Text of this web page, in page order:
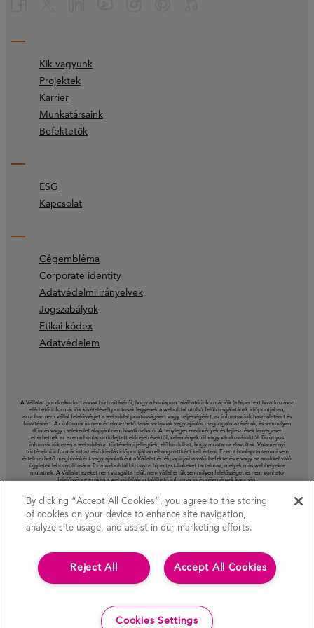
Kik vagyunk
Projektek
Karrier
Munkatársaink
Befektetők
ESG
Kapcsolat
Cégembléma
Corporate identity
Adatvédelmi irányelvek
Jogszabályok
Etikai kódex
Adatvédelem
A Vállalat gondoskodott annak biztosításáról, hogy a honlapon található információk (a hipertext hivatkozáson
elérhető információk kivételével) pontosak legyenek a weboldal utolsó felülvizsgálatának időpontjában,
azonban nem vállal felelősséget a weboldal pontosságáért vagy teljességéért, az információk használatáért és
frissítéséért. Az információ nem értelmezhető tanácsadásnak vagy ajánlás megfogalmazásának, és semmilyen
döntés vagy cselekedet alapjául nem hivatkozható. A tényleges eredmények és fejlesztések lényegesen
eltérhetnek az ezen a honlapon kifejtett előrejelzésektől, véleményektől vagy várakozásoktól. Bizonyos
információk ezen a weboldalon történelmi jellegűek, előfordulhat, hogy mostanra elavultak. Valamennyi
történelmi információt az első kiadás időpontjában elhangzottként kell érteni. Ezen a honlapon semmi sem
értelmezhető meghívásként vagy ajánlatként a Vállalat értékpapírjaiba való befektetésre vagy az azokkal való
ügyletek lebonyolítására. Ez a weboldal bizonyos hipertext-linkeket tartalmaz, melyek más webhelyekre
mutatnak. A Vállalat ezeket nem vizsgálta felül, nem vállal értük semmilyen felelősséget és nem vonható
felelősségre ezeken a weboldalakon található információ és vélemények kapcsán.
By clicking “Accept All Cookies”, you agree to the storing
of cookies on your device to enhance site navigation,
analyze site usage, and assist in our marketing efforts.
Accept All Cookies
Reject All
Cookies Settings